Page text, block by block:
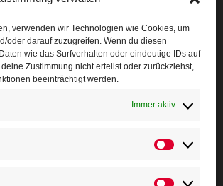
verwenden wir Technologien wie Cookies, um
oder darauf zuzugreifen. Wenn du diesen
wie das Surfverhalten oder eindeutige IDs auf
Zustimmung nicht erteilst oder zurückziehst,
beeinträchtigt werden.
Immer aktiv